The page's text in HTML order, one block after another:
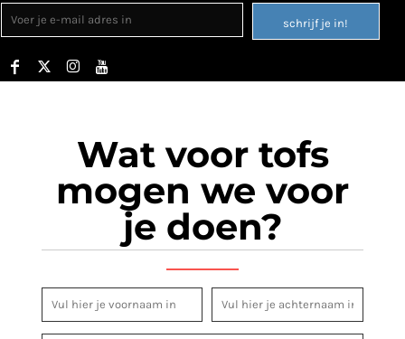
schrijf je in!
Wat voor tofs
mogen we voor
je doen?